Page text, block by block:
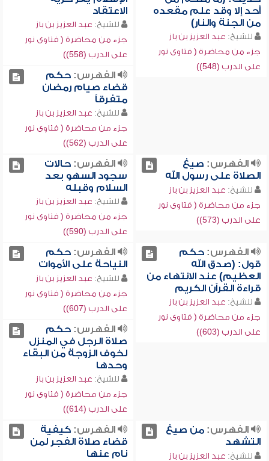
أحد إلا وقد علم مقعده
من الجنة والنار)
للشيخ: عبد العزيز بن باز
جزء من محاضرة ( فتاوى نور
على الدرب (548))
الاعتقاد
للشيخ: عبد العزيز بن باز
جزء من محاضرة ( فتاوى نور
على الدرب (558))
الفهرس:حكم
قضاء صيام رمضان
متفرقاً
للشيخ: عبد العزيز بن باز
جزء من محاضرة ( فتاوى نور
على الدرب (562))
الفهرس: صيغ
الصلاة على رسول الله
للشيخ: عبد العزيز بن باز
جزء من محاضرة ( فتاوى نور
على الدرب (573))
الفهرس:حالات
سجود السهو بعد
السلام وقبله
للشيخ: عبد العزيز بن باز
جزء من محاضرة ( فتاوى نور
على الدرب (590))
الفهرس:حكم
قول: (صدق الله
العظيم) عند الانتهاء من
قراءة القرآن الكريم
للشيخ: عبد العزيز بن باز
جزء من محاضرة ( فتاوى نور
على الدرب (603))
الفهرس:حكم
النياحة على الأموات
للشيخ: عبد العزيز بن باز
جزء من محاضرة ( فتاوى نور
على الدرب (607))
الفهرس:حكم
صلاة الرجل في المنزل
لخوف الزوجة من البقاء
وحدها
للشيخ: عبد العزيز بن باز
جزء من محاضرة ( فتاوى نور
على الدرب (614))
الفهرس:من صيغ
التشهد
للشيخ: عبد العزيز بن باز
الفهرس:كيفية
قضاء صلاة الفجر لمن
نام عنها